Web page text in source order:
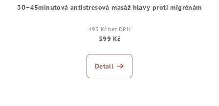
30–45minutová antistresová masáž hlavy proti migrénám
495 Kč bez DPH
599 Kč
Detail